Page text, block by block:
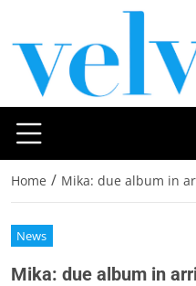
Home / Mika: due album in
News
Mika: due album in